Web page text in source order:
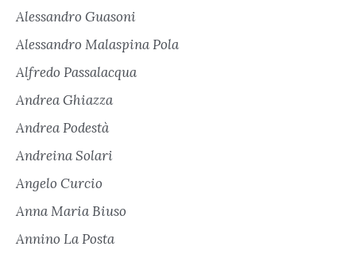
Alessandro Guasoni
Alessandro Malaspina Pola
Alfredo Passalacqua
Andrea Ghiazza
Andrea Podestà
Andreina Solari
Angelo Curcio
Anna Maria Biuso
Annino La Posta